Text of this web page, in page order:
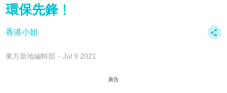
環保先鋒﹗
香港小姐
東方新地編輯部 Jul 9 2021
廣告